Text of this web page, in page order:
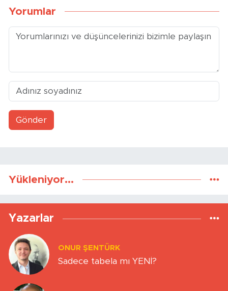
Yorumlar
Gönder
Yükleniyor...
Yazarlar
ONUR ŞENTÜRK
Sadece tabela mı YENİ?